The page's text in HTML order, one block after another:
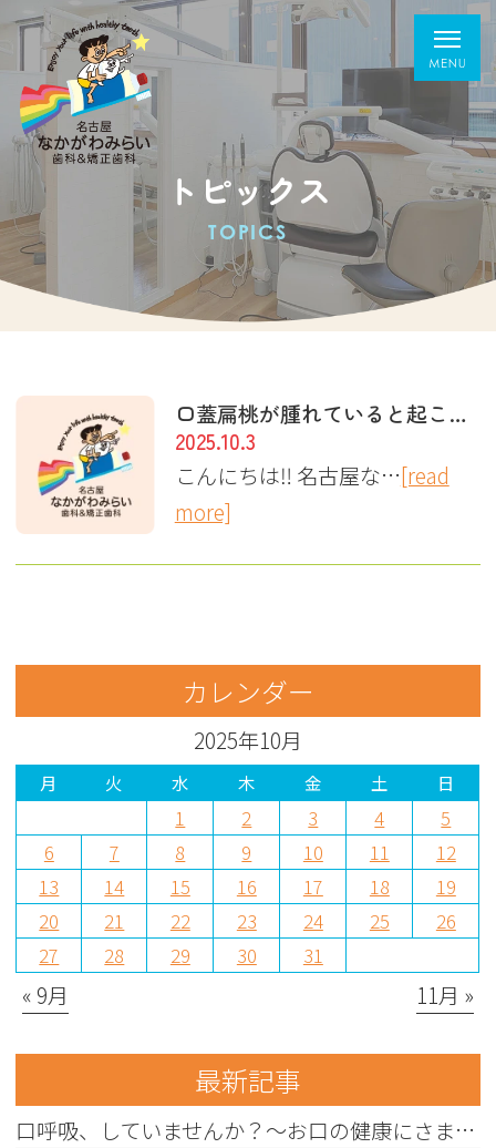
トピックス
TOPICS
口蓋扁桃が腫れていると起こる問題
2025.10.3
こんにちは‼︎ 名古屋な…[read
more]
カレンダー
2025年10月
月 火 水 木 金 土 日
1 2 3 4
5
6
7 8 9 10 11
12
13
14 15 16 17 18
19
20
21 22 23 24 25
26
27
28 29 30 31
« 9月 11月 »
最新記事
口呼吸、していませんか？〜お口の健康にさまざまな影響を与えることがあります〜